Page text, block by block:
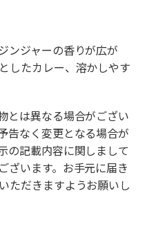
ンジャーの香りが広が
したカレー、溶かしやす
とは異なる場合がござい
告なく変更となる場合が
の記載内容に関しまして
ざいます。お手元に届き
ただきますようお願いし